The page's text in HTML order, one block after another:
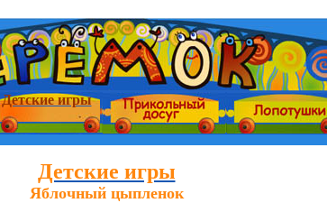
Детские игры
Детские игры
Яблочный цыпленок